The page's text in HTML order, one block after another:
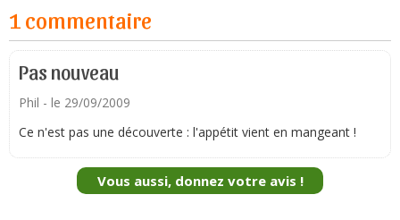
1 commentaire
Pas nouveau
Phil - le 29/09/2009
Ce n'est pas une découverte : l'appétit vient en mangeant !
Vous aussi, donnez votre avis !